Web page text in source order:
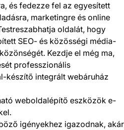
és fedezze fel az egyesített
marketingre és online
oldalát, hogy
SEO- és közösségi média-
Kezdje el még ma,
professzionális
készítő integrált webáruház
weboldalépítő eszközök e-
igényekhez igazodnak, akár